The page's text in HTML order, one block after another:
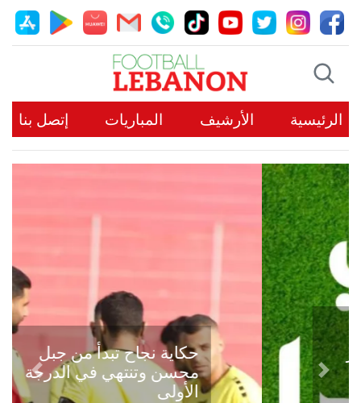
الرئيسية الأرشيف المباريات إتصل بنا
حكاية نجاح تبدأ من جبل
محسن وتنتهي في الدرجة
الأولىPrevious
Next